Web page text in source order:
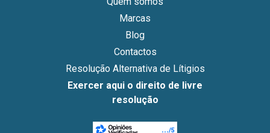
Marcas
Blog
Contactos
Resolução Alternativa de Lítigios
Exercer aqui o direito de livre
resolução